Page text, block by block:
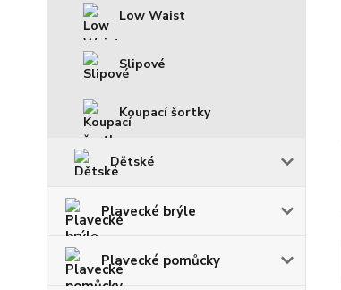
Low Waist
Slipové
Koupací šortky
Dětské
Plavecké brýle
Plavecké pomůcky